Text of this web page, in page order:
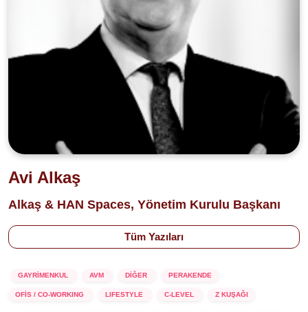
Avi Alkaş
Alkaş & HAN Spaces, Yönetim Kurulu Başkanı
Tüm Yazıları
GAYRİMENKUL AVM DİĞER PERAKENDE
OFİS / CO-WORKING LIFESTYLE C-LEVEL Z KUŞAĞI